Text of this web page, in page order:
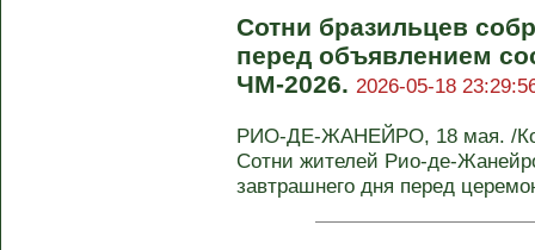
Сотни бразильцев
перед объявлением
ЧМ-2026. 2026-05-18
РИО-ДЕ-ЖАНЕЙРО, 18 мая. /
Сотни жителей Рио-де-
завтрашнего дня перед